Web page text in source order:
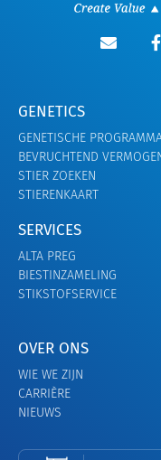
GENETICS
GENETISCHE
BEVRUCHTEND
STIER ZOEKEN
STIERENKAART
SERVICES
ALTA PREG
BIESTINZAMELING
STIKSTOFSERVICE
OVER ONS
WIE WE ZIJN
CARRIÈRE
NIEUWS